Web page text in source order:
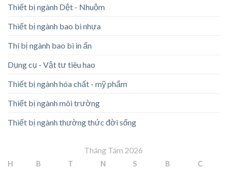
Thiết bị ngành Dệt - Nhuộm
Thiết bị ngành bao bì nhựa
Thí bị ngành bao bì in ấn
Dụng cụ - Vật tư tiêu hao
Thiết bị ngành hóa chất - mỹ phẩm
Thiết bị ngành môi trường
Thiết bị ngành thường thức đời sống
Tháng Tám 2026
H B T N S B C